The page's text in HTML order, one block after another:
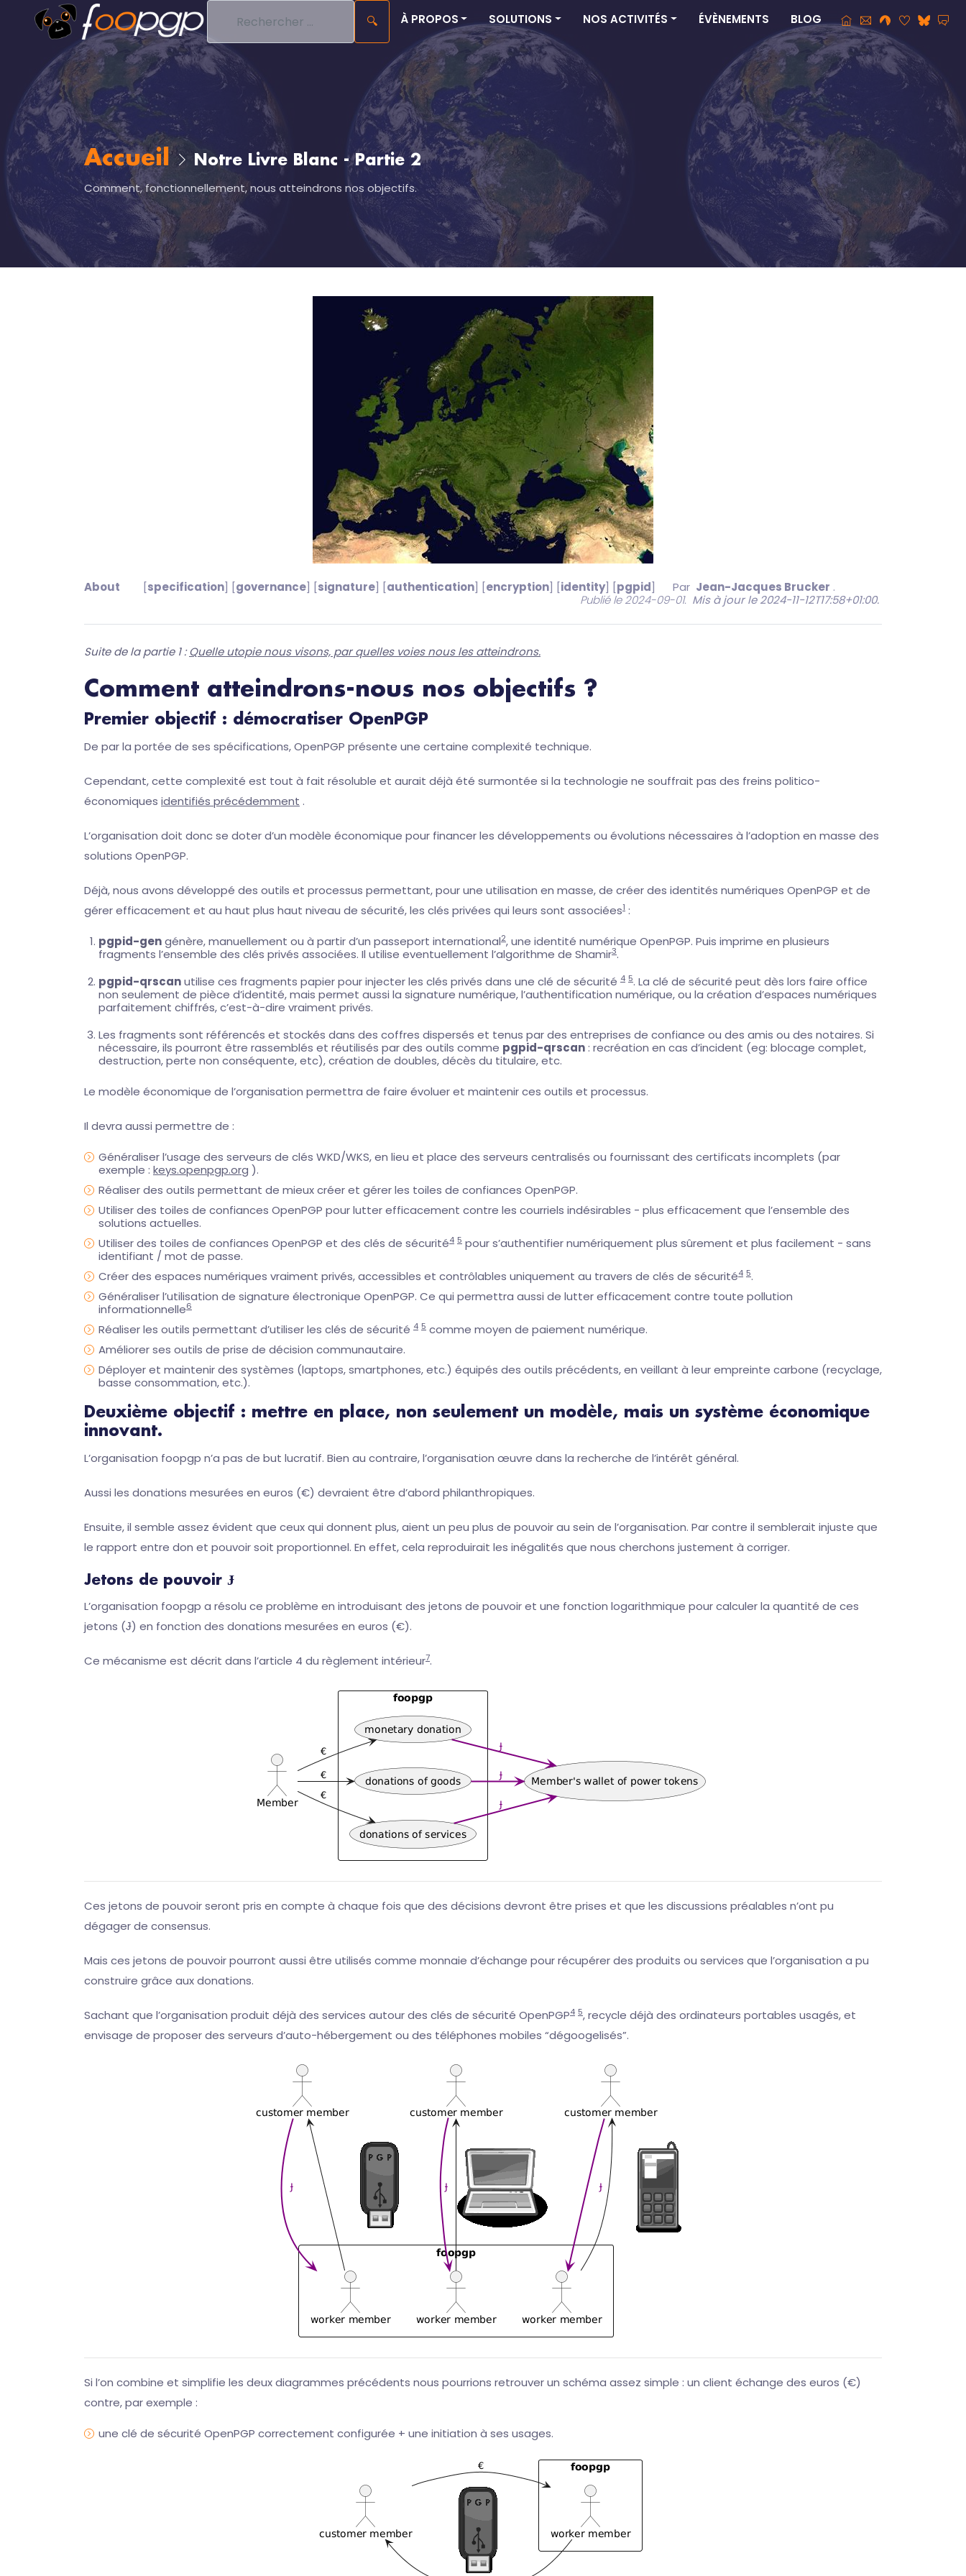
🔍 À PROPOS SOLUTIONS NOS ACTIVITÉS ÉVÈNEMENTS BLOG
Accueil Notre Livre Blanc - Partie 2
Comment, fonctionnellement, nous atteindrons nos objectifs.
About [specification] [governance] [signature] [authentication] [encryption] [identity] [pgpid] Par Jean-Jacques Brucker .
Publié le 2024-09-01. Mis à jour le 2024-11-12T17:58+01:00.
Suite de la partie 1 :Quelle utopie nous visons, par quelles voies nous les atteindrons.
Comment atteindrons-nous nos objectifs ?
Premier objectif : démocratiser OpenPGP
De par la portée de ses spécifications, OpenPGP présente une certaine complexité technique.
Cependant, cette complexité est tout à fait résoluble et aurait déjà été surmontée si la technologie ne souffrait pas des freins politico-
économiques identifiés précédemment .
L’organisation doit donc se doter d’un modèle économique pour financer les développements ou évolutions nécessaires à l’adoption en masse des
solutions OpenPGP.
Déjà, nous avons développé des outils et processus permettant, pour une utilisation en masse, de créer des identités numériques OpenPGP et de
gérer efficacement et au haut plus haut niveau de sécurité, les clés privées qui leurs sont associées1 :
pgpid-gengénère, manuellement ou à partir d’un passeport international2, une identité numérique OpenPGP. Puis imprime en plusieurs
fragments l’ensemble des clés privés associées. Il utilise eventuellement l’algorithme de Shamir3.
pgpid-qrscanutilise ces fragments papier pour injecter les clés privés dans une clé de sécurité 4 5. La clé de sécurité peut dès lors faire office
non seulement de pièce d’identité, mais permet aussi la signature numérique, l’authentification numérique, ou la création d’espaces numériques
parfaitement chiffrés, c’est-à-dire vraiment privés.
Les fragments sont référencés et stockés dans des coffres dispersés et tenus par des entreprises de confiance ou des amis ou des notaires. Si
nécessaire, ils pourront être rassemblés et réutilisés par des outils comme pgpid-qrscan : recréation en cas d’incident (eg: blocage complet,
destruction, perte non conséquente, etc), création de doubles, décès du titulaire, etc.
Le modèle économique de l’organisation permettra de faire évoluer et maintenir ces outils et processus.
Il devra aussi permettre de :
Généraliser l’usage des serveurs de clés WKD/WKS, en lieu et place des serveurs centralisés ou fournissant des certificats incomplets (par
exemple : keys.openpgp.org ).
Réaliser des outils permettant de mieux créer et gérer les toiles de confiances OpenPGP.
Utiliser des toiles de confiances OpenPGP pour lutter efficacement contre les courriels indésirables - plus efficacement que l’ensemble des
solutions actuelles.
Utiliser des toiles de confiances OpenPGP et des clés de sécurité4 5 pour s’authentifier numériquement plus sûrement et plus facilement - sans
identifiant / mot de passe.
Créer des espaces numériques vraiment privés, accessibles et contrôlables uniquement au travers de clés de sécurité4 5.
Généraliser l’utilisation de signature électronique OpenPGP. Ce qui permettra aussi de lutter efficacement contre toute pollution
informationnelle6
Réaliser les outils permettant d’utiliser les clés de sécurité 4 5 comme moyen de paiement numérique.
Améliorer ses outils de prise de décision communautaire.
Déployer et maintenir des systèmes (laptops, smartphones, etc.) équipés des outils précédents, en veillant à leur empreinte carbone (recyclage,
basse consommation, etc.).
Deuxième objectif : mettre en place, non seulement un modèle, mais un système économique
innovant.
L’organisation foopgp n’a pas de but lucratif. Bien au contraire, l’organisation œuvre dans la recherche de l’intérêt général.
Aussi les donations mesurées en euros (€) devraient être d’abord philanthropiques.
Ensuite, il semble assez évident que ceux qui donnent plus, aient un peu plus de pouvoir au sein de l’organisation. Par contre il semblerait injuste que
le rapport entre don et pouvoir soit proportionnel. En effet, cela reproduirait les inégalités que nous cherchons justement à corriger.
Jetons de pouvoir Ɉ
L’organisation foopgp a résolu ce problème en introduisant des jetons de pouvoir et une fonction logarithmique pour calculer la quantité de ces
jetons (Ɉ) en fonction des donations mesurées en euros (€).
Ce mécanisme est décrit dans l’article 4 du règlement intérieur7.
Ces jetons de pouvoir seront pris en compte à chaque fois que des décisions devront être prises et que les discussions préalables n’ont pu
dégager de consensus.
Mais ces jetons de pouvoir pourront aussi être utilisés comme monnaie d’échange pour récupérer des produits ou services que l’organisation a pu
construire grâce aux donations.
Sachant que l’organisation produit déjà des services autour des clés de sécurité OpenPGP4 5, recycle déjà des ordinateurs portables usagés, et
envisage de proposer des serveurs d’auto-hébergement ou des téléphones mobiles “dégoogelisés”.
Si l’on combine et simplifie les deux diagrammes précédents nous pourrions retrouver un schéma assez simple : un client échange des euros (€)
contre, par exemple :
une clé de sécurité OpenPGP correctement configurée + une initiation à ses usages.